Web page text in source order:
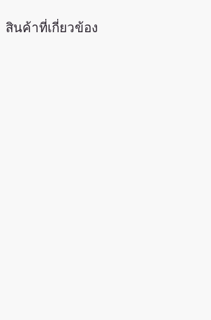
สินค้าที่เกี่ยวข้อง